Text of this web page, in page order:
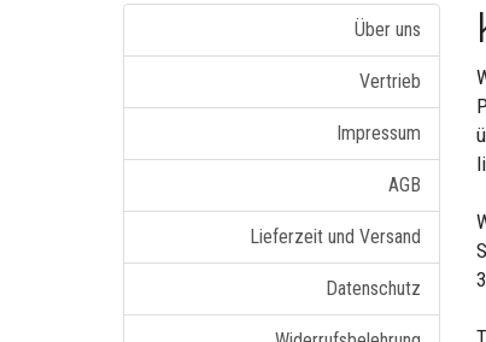
Über uns
Vertrieb
Impressum
AGB
Lieferzeit und Versand
Datenschutz